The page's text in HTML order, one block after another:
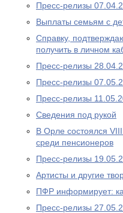
Пресс-релизы
Выплаты семьям с
Справку,
получить в личном
Пресс-релизы
Пресс-релизы
Пресс-релизы
Сведения под рукой
В Орле состоялся
среди пенсионеров
Пресс-релизы
Артисты и другие
ПФР информирует:
Пресс-релизы